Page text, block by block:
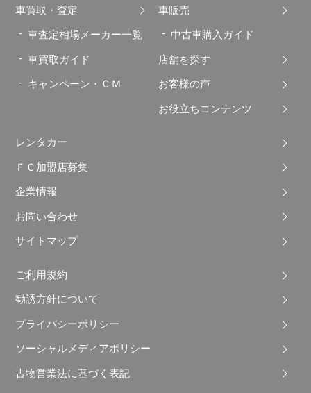
車買取・査定
車査定相場メーカー一覧
車買取ガイド
キャンペーン・ＣＭ
車販売
中古車購入ガイド
店舗を探す
お客様の声
お役立ちコンテンツ
レンタカー
ＦＣ加盟店募集
企業情報
お問い合わせ
サイトマップ
ご利用規約
勧誘方針について
プライバシーポリシー
ソーシャルメディアポリシー
古物営業法に基づく表記